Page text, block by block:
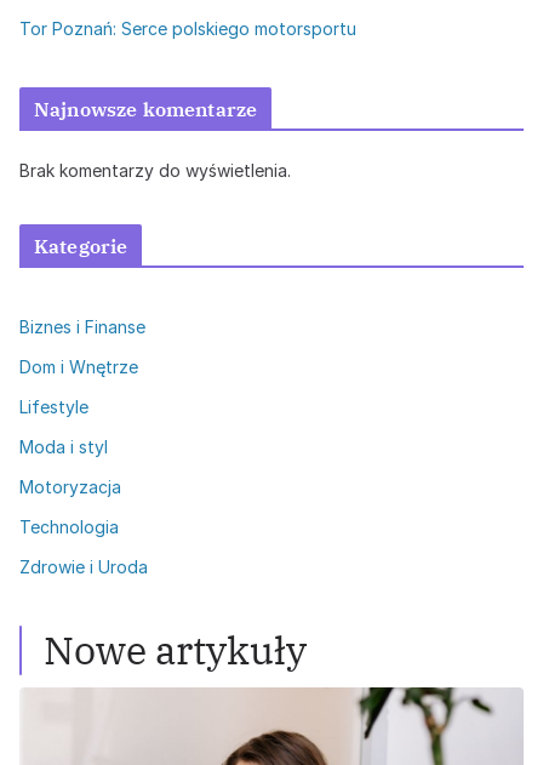
Tor Poznań: Serce polskiego motorsportu
Najnowsze komentarze
Brak komentarzy do wyświetlenia.
Kategorie
Biznes i Finanse
Dom i Wnętrze
Lifestyle
Moda i styl
Motoryzacja
Technologia
Zdrowie i Uroda
Nowe artykuły